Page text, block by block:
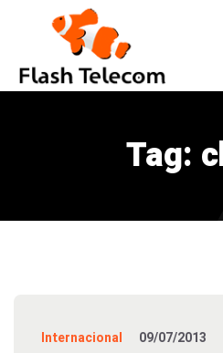
Tag:
Internacional 09/07/2013